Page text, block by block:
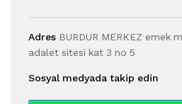
Adres BURDUR MERKEZ emek
adalet sitesi kat 3 no 5
Sosyal medyada takip edin